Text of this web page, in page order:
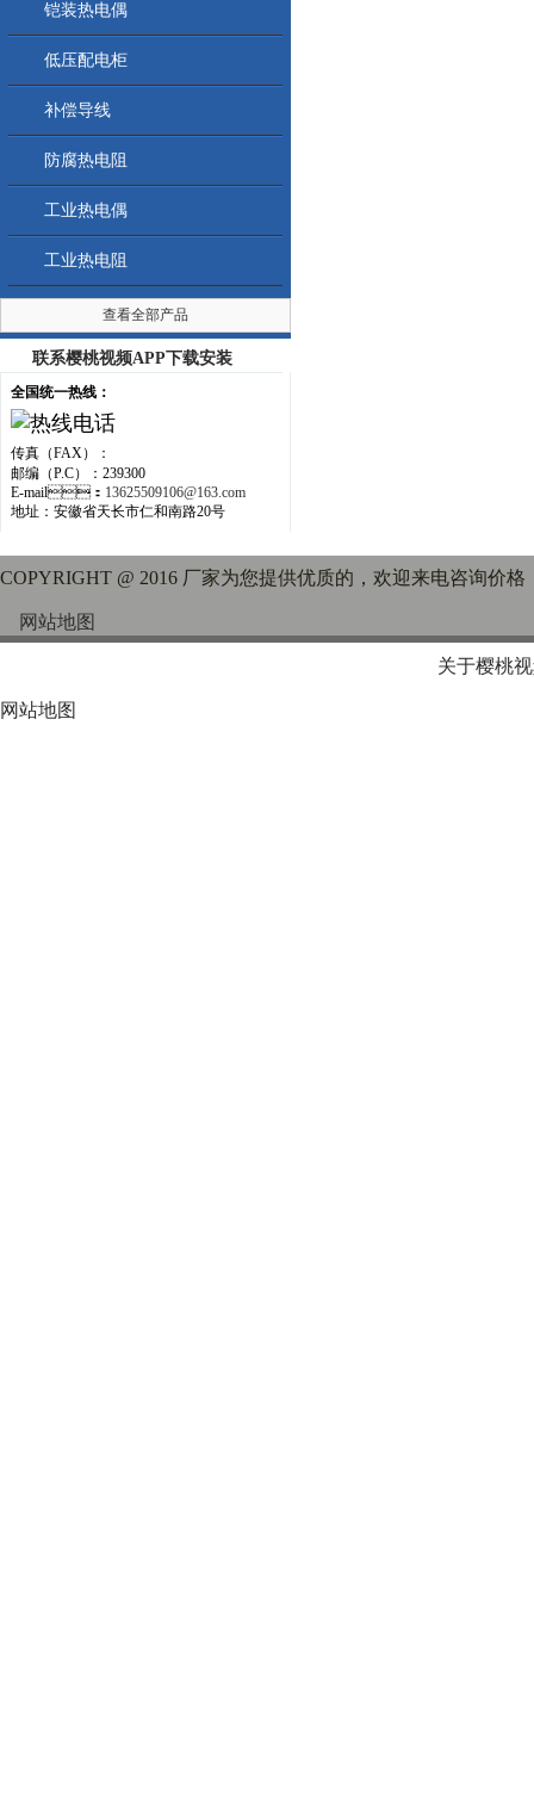
铠装热电偶
低压配电柜
补偿导线
防腐热电阻
工业热电偶
工业热电阻
查看全部产品
联系樱桃视频APP下载安装
全国统一热线：
传真（FAX）：
邮编（P.C）：239300
E-mail： 13625509106@163.com
地址：安徽省天长市仁和南路20号
COPYRIGHT @ 2016 厂家为您提供优质的，欢迎来电咨询价格
网站地图
关于樱桃
网站地图